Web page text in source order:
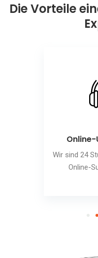
Die Vorteile
Wir sind 24
Online-